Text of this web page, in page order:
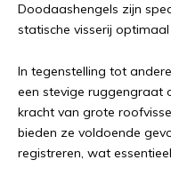
Doodaashengels zijn
statische visserij
In tegenstelling tot
een stevige ruggengraat
kracht van grote
bieden ze voldoende
registreren, wat